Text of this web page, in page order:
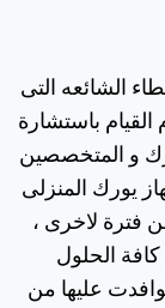
الشائعه التى
باستشارة
و المتخصصين
يورك المنزلى
فترة لاخرى ،
الحلول
عليها من